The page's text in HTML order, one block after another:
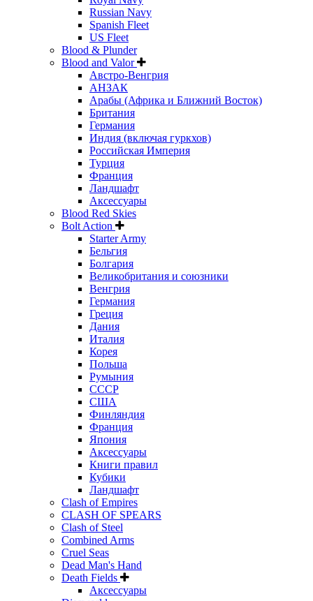
Russian Navy
Spanish Fleet
US Fleet
Blood & Plunder
Blood and Valor
Австро-Венгрия
АНЗАК
Арабы (Африка и Ближний Восток)
Британия
Германия
Индия (включая гуркхов)
Российская Империя
Турция
Франция
Ландшафт
Аксессуары
Blood Red Skies
Bolt Action
Starter Army
Бельгия
Болгария
Великобритания и союзники
Венгрия
Германия
Греция
Дания
Италия
Корея
Польша
Румыния
СССР
США
Финляндия
Франция
Япония
Аксессуары
Книги правил
Кубики
Ландшафт
Clash of Empires
CLASH OF SPEARS
Clash of Steel
Combined Arms
Cruel Seas
Dead Man's Hand
Death Fields
Аксессуары